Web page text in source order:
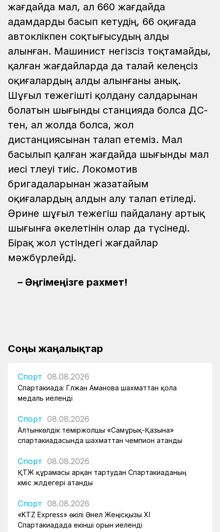
жағдайда мал, ал 660 жағдайда
адамдарды басып кетудің, 66 оқиғада
автокөлікпен соқтығысудың алды
алынған. Машинист негізсіз тоқтамайды,
қалған жағдайларда да талай келеңсіз
оқиғалардың алды алынғаны анық.
Шұғыл тежегішті қолдану салдарынан
болатын шығынды станцияда болса ДС-
тен, ал жолда болса, жол
дистанциясынан талап етеміз. Мал
басылып қалған жағдайда шығынды мал
иесі төлеуі тиіс. Локомотив
бригадаларынан жазатайым
оқиғалардың алдын алу талап етіледі.
Әрине шұғыл тежегіш пайдалану артық
шығынға әкелетінін олар да түсінеді.
Бірақ жол үстіндегі жағдайлар
мәжбүрлейді.
– Әңгімеңізге рахмет!
Соңғы жаңалықтар
Спорт 08.08.2026
Спартакиада: Гүлжан Аманова шахматтан қола
медаль иеленді
Спорт 08.08.2026
Алтынкөлдік теміржолшы «Самұрық-Қазына»
спартакиадасында шахматтан чемпион атанды
Спорт 08.08.2026
ҚТЖ құрамасы арқан тартудан Спартакиаданың
күміс жүлдегері атанды
Спорт 08.08.2026
«KTZ Express» өкілі Әнел Жеңісқызы XI
Спартакиадада екінші орын иеленді